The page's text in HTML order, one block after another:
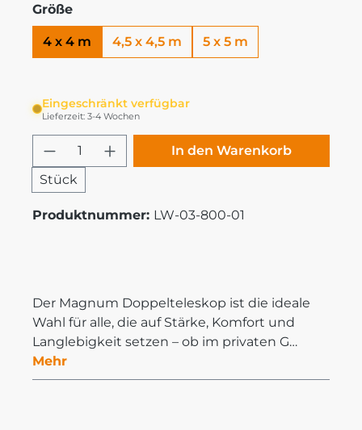
Größe
4 x 4 m 4,5 x 4,5 m 5 x 5 m
Eingeschränkt verfügbar
Lieferzeit: 3-4 Wochen
Produkt Anzahl: Gib den
Stück
In den Warenkorb
Produktnummer: LW-03-800-01
Der Magnum Doppelteleskop ist die ideale
Wahl für alle, die auf Stärke, Komfort und
Langlebigkeit setzen – ob im privaten G…
Mehr